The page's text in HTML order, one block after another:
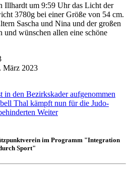
Illhardt um 9:59 Uhr das Licht der
3780g bei einer Größe von 54 cm.
Sascha und Nina und der großen
und wünschen allen eine schöne
März 2023
den Bezirkskader aufgenommen
Thal kämpft nun für die Judo-
Weiter
im Programm "Integration
Sport"